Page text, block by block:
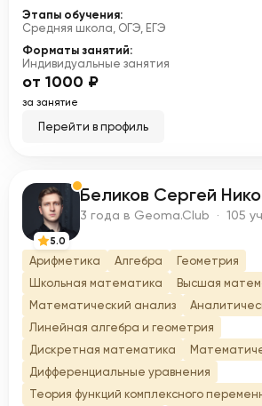
Этапы обучения:
Средняя школа, ОГЭ, ЕГЭ
Форматы занятий:
Индивидуальные занятия
от 1000 ₽
за занятие
Перейти в профиль
Б
5.0
Беликов Сергей
3 года в Geoma.Club · 105
Арифметика Алгебра
Геометрия
Школьная математика
Высшая
Математический анализ
Линейная алгебра и геометрия
Дискретная математика
Дифференциальные уравнения
Теория функций комплексного